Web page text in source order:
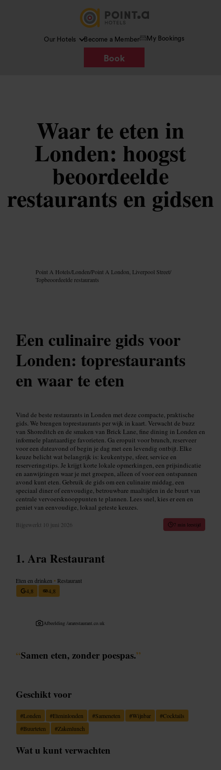
Our Hotels Become a Member My Bookings
Book
Waar te eten in
Londen: hoogst
beoordeelde
restaurants en gidsen
Point A Hotels/Londen/Point A London, Liverpool Street/
Topbeoordeelde restaurants
Een culinaire gids voor
Londen: toprestaurants
en waar te eten
Vind de beste restaurants in Londen met deze compacte, praktische
gids. We brengen toprestaurants per wijk in kaart. Verwacht de buzz
van Shoreditch en de smaken van Brick Lane, fine dining in Londen en
informele plantaardige favorieten. Ga eropuit voor brunch, reserveer
voor een dateavond of begin je dag met een levendig ontbijt. Elke
keuze belicht wat belangrijk is: keukentype, sfeer, service en
reserveringstips. Je krijgt korte lokale opmerkingen, een prijsindicatie
en aanwijzingen waar je met groepen, alleen of voor een ontspannen
avond kunt eten. Gebruik de gids om een culinaire middag, een
speciaal diner of eenvoudige, betrouwbare maaltijden in de buurt van
centrale vervoersknooppunten te plannen. Lees snel, kies er een en
geniet van eenvoudige, lokaal geteste keuzes.
Bijgewerkt 10 juni 2026 7 min leestijd
Ara Restaurant
Eten en drinken • Restaurant
4,8
4,8
Afbeelding /ararestaurant.co.uk
“Samen eten, zonder poespas.”
Geschikt voor
#Londen #Eteninlonden #Sameneten #Wijnbar #Cocktails
#Buurteten #Zakenlunch
Wat u kunt verwachten